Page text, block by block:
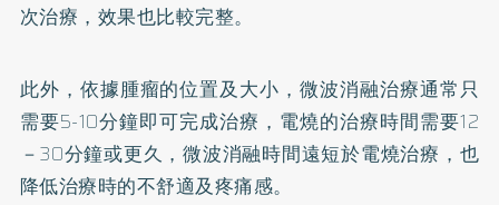
次治療，效果也比較完整。
此外，依據腫瘤的位置及大小，微波消融治療通常只
需要5-10分鐘即可完成治療，電燒的治療時間需要12
－30分鐘或更久，微波消融時間遠短於電燒治療，也
降低治療時的不舒適及疼痛感。